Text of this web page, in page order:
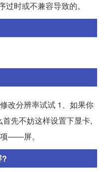
时或不兼容导致的。
改分辨率试试 1、如果你
先不妨这样设置下显卡,
——屏。
?